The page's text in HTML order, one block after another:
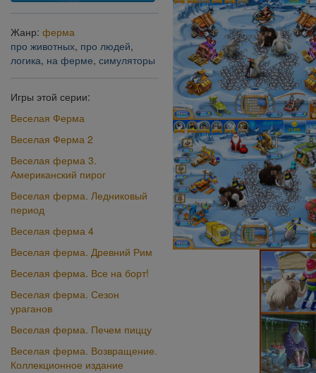
Жанр: ферма
про животных, про людей,
логика, на ферме, симуляторы
Игры этой серии:
Веселая Ферма
Веселая Ферма 2
Веселая ферма 3.
Американский пирог
Веселая ферма. Ледниковый
период
Веселая ферма 4
Веселая ферма. Древний Рим
Веселая ферма. Все на борт!
Веселая ферма. Сезон
ураганов
Веселая ферма. Печем пиццу
Веселая ферма. Возвращение.
Коллекционное издание